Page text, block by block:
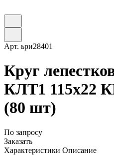
Арт. ьри28401
Круг
КЛТ1 115х22
(80 шт)
По запросу
Заказать
Характеристики Описание